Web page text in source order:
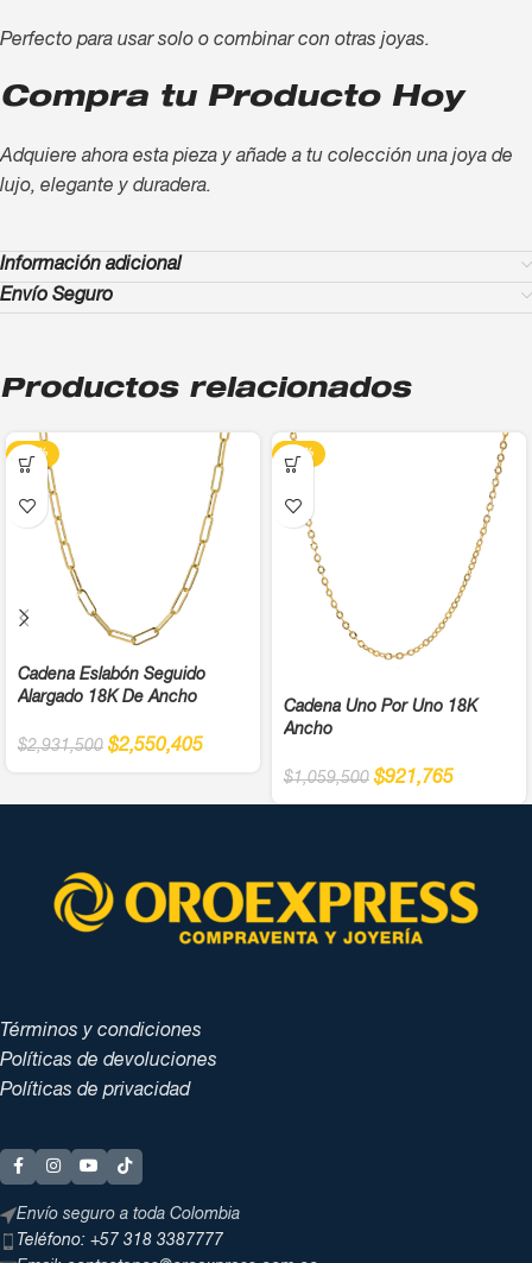
Perfecto para usar solo o combinar con otras joyas.
Compra tu Producto Hoy
Adquiere ahora esta pieza y añade a tu colección una joya de
lujo, elegante y duradera.
Información adicional
Envío Seguro
Productos relacionados
-13%
Cadena Eslabón Seguido
Alargado 18K De Ancho
$2,931,500 $2,550,405
-13%
Cadena Uno Por Uno 18K
Ancho
$1,059,500 $921,765
Términos y condiciones
Políticas de devoluciones
Políticas de privacidad
Envío seguro a toda Colombia
Teléfono: +57 318 3387777